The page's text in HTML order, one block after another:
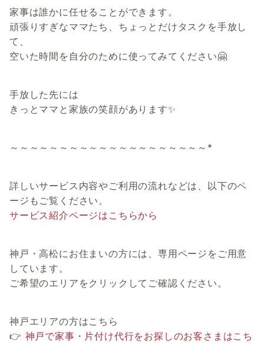
家事は誰かに任せることができます。
頑張りすぎなママたち、ちょっとだけタスクを手放し
て、
空いた時間を自分のために使ってみてください🤗
手放した先には
きっとママと家族の笑顔があります✨
～～～～～～～～～～～～～～～～～～～～*
詳しいサービス内容やご利用の流れなどは、以下のペ
ージもご覧ください。
サービス紹介ページはこちらから
神戸・高松にお住まいの方には、専用ページをご用意
しています。
ご希望のエリアをクリックしてご確認ください。
神戸エリアの方はこちら
👉 神戸で家事・片付け代行をお探しのお客さまはこち